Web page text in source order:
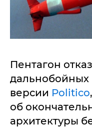
Пентагон
дальнобойных
версии Politico
об
архитектуры